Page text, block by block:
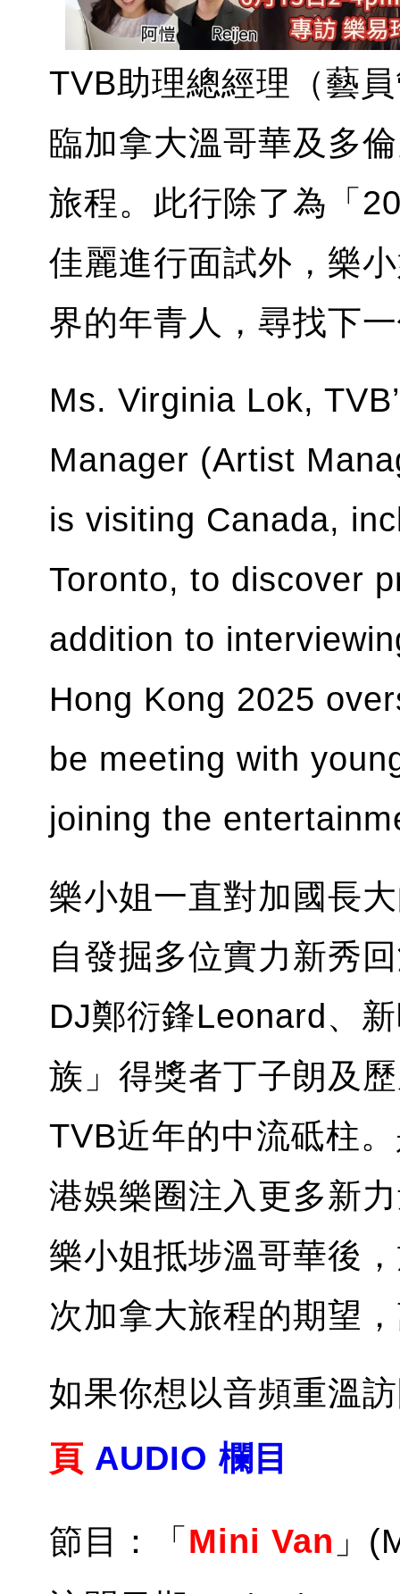
TVB助理總經理（藝
臨加拿大溫哥華及多
旅程。此行除了為「
佳麗進行面試外，樂
界的年青人，尋找下
Ms. Virginia Lok,
Manager (Artist
is visiting Canada,
Toronto, to discover
addition to
Hong Kong 2025
be meeting with
joining the
樂小姐一直對加國長
自發掘多位實力新秀
DJ鄭衍鋒Leonard、
族」得獎者丁子朗及
TVB近年的中流砥柱
港娛樂圈注入更多新
樂小姐抵埗溫哥華後
次加拿大旅程的期望
如果你想以音頻重溫
頁 AUDIO 欄目
節目：「 Mini Van 」